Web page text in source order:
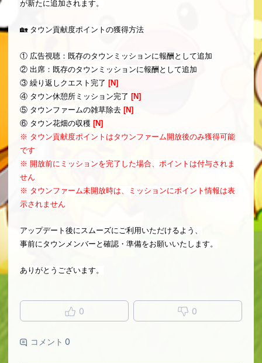
が新たに追加されます。
🏡 タウン貢献度ポイントの獲得方法
① 広告視聴：既存のタウンミッションに報酬として追加
② 出席：既存のタウンミッションに報酬として追加
③ 繰り返しクエスト完了 [N]
④ タウン休憩所ミッション完了 [N]
⑤ タウンファームの雑草除去 [N]
⑥ タウン花畑の収穫 [N]
※ タウン貢献度ポイントはタウンファーム開放後のみ獲得可能
です
※ 開放前にミッションを完了した場合、ポイントは付与されま
せん
※ タウンファーム未開放時は、ミッションにポイント情報は表
示されません
アップデート後にスムーズにご利用いただけるよう、
事前にタウンメンバーと確認・準備をお願いいたします。
ありがとうございます。
0 0
コメント 0